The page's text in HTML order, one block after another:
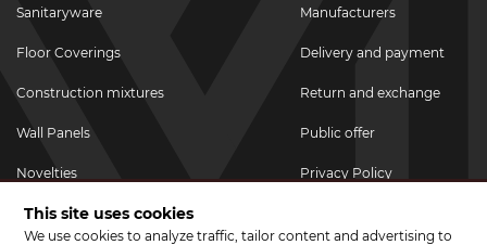
Sanitaryware
Floor Coverings
Construction mixtures
Wall Panels
Novelties
Promotional goods
Manufacturers
Delivery and payment
Return and exchange
Public offer
Privacy Policy
This site uses cookies
We use cookies to analyze traffic, tailor content and advertising to